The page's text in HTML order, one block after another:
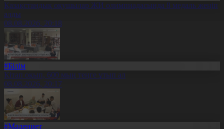
Қазақстандық оқушылар ЖИ олимпиадасында 8 медаль жеңіп
алды
08.08.2026, 20:18
#Білім
Кітап оқып, 600 мың теңге ұтып ал
08.08.2026, 20:17
#Мәдениет